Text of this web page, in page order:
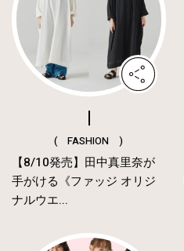
( FASHION )
【8/10発売】田中真里奈が
手がける《ファッジ オリジ
ナルウエ...